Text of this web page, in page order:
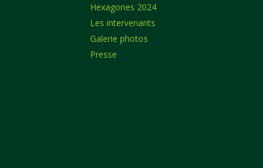
Hexagones 2024
Les intervenants
Galerie photos
Presse